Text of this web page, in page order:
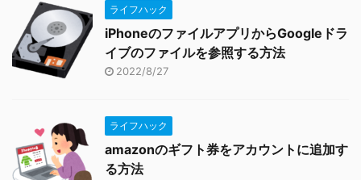
ライフハック
iPhoneのファイルアプリからGoogleドラ
イブのファイルを参照する方法
2022/8/27
ライフハック
amazonのギフト券をアカウントに追加す
る方法